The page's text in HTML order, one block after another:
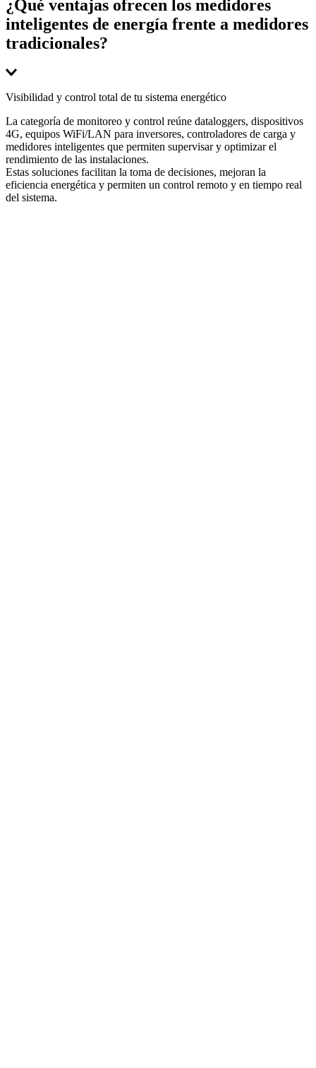
baterías, evitando sobrecargas y descargas profundas. Protegen el
sistema de almacenamiento y optimizan la vida útil y eficiencia del
conjunto energético.
¿Qué ventajas ofrecen los medidores
inteligentes de energía frente a medidores
tradicionales?
Los medidores inteligentes permiten medición en tiempo real,
avanzada de la energía. Facilitan la optimización del consumo y el
cumplimiento de metas de eficiencia energética.
Visibilidad y control total de tu sistema energético
La categoría de monitoreo y control reúne dataloggers, dispositivos
4G, equipos WiFi/LAN para inversores, controladores de carga y
medidores inteligentes que permiten supervisar y optimizar el
rendimiento de las instalaciones.
Estas soluciones facilitan la toma de decisiones, mejoran la
eficiencia energética y permiten un control remoto y en tiempo real
del sistema.